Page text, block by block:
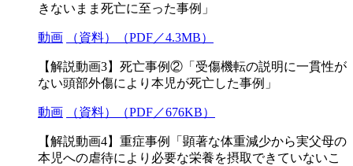
きないまま死亡に至った事例」
動画 （資料）（PDF／4.3MB）
【解説動画3】死亡事例②「受傷機転の説明に一貫性が
ない頭部外傷により本児が死亡した事例」
動画 （資料）（PDF／676KB）
【解説動画4】重症事例「顕著な体重減少から実父母の
本児への虐待により必要な栄養を摂取できていないこ